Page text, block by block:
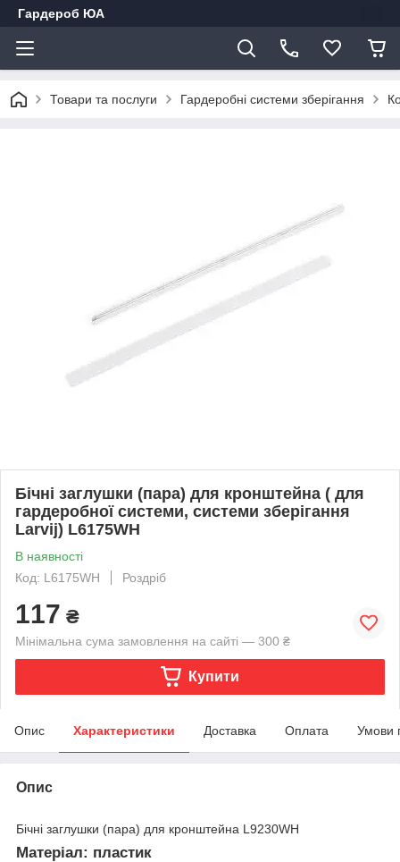
Гардероб ЮА
Товари та послуги Гардеробні системи зберігання
Бічні заглушки (пара) для кронштейна ( для
гардеробної системи, системи зберігання
Larvij) L6175WH
В наявності
Код: L6175WH
Роздріб
117 ₴
Мінімальна сума замовлення на сайті — 300 ₴
Купити
Опис Характеристики Доставка Оплата Умови
Опис
Бічні заглушки (пара) для кронштейна L9230WH
Матеріал: пластик